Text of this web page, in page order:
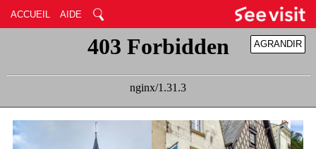
ACCUEIL AIDE
RÉDUIRE
AGRANDIR